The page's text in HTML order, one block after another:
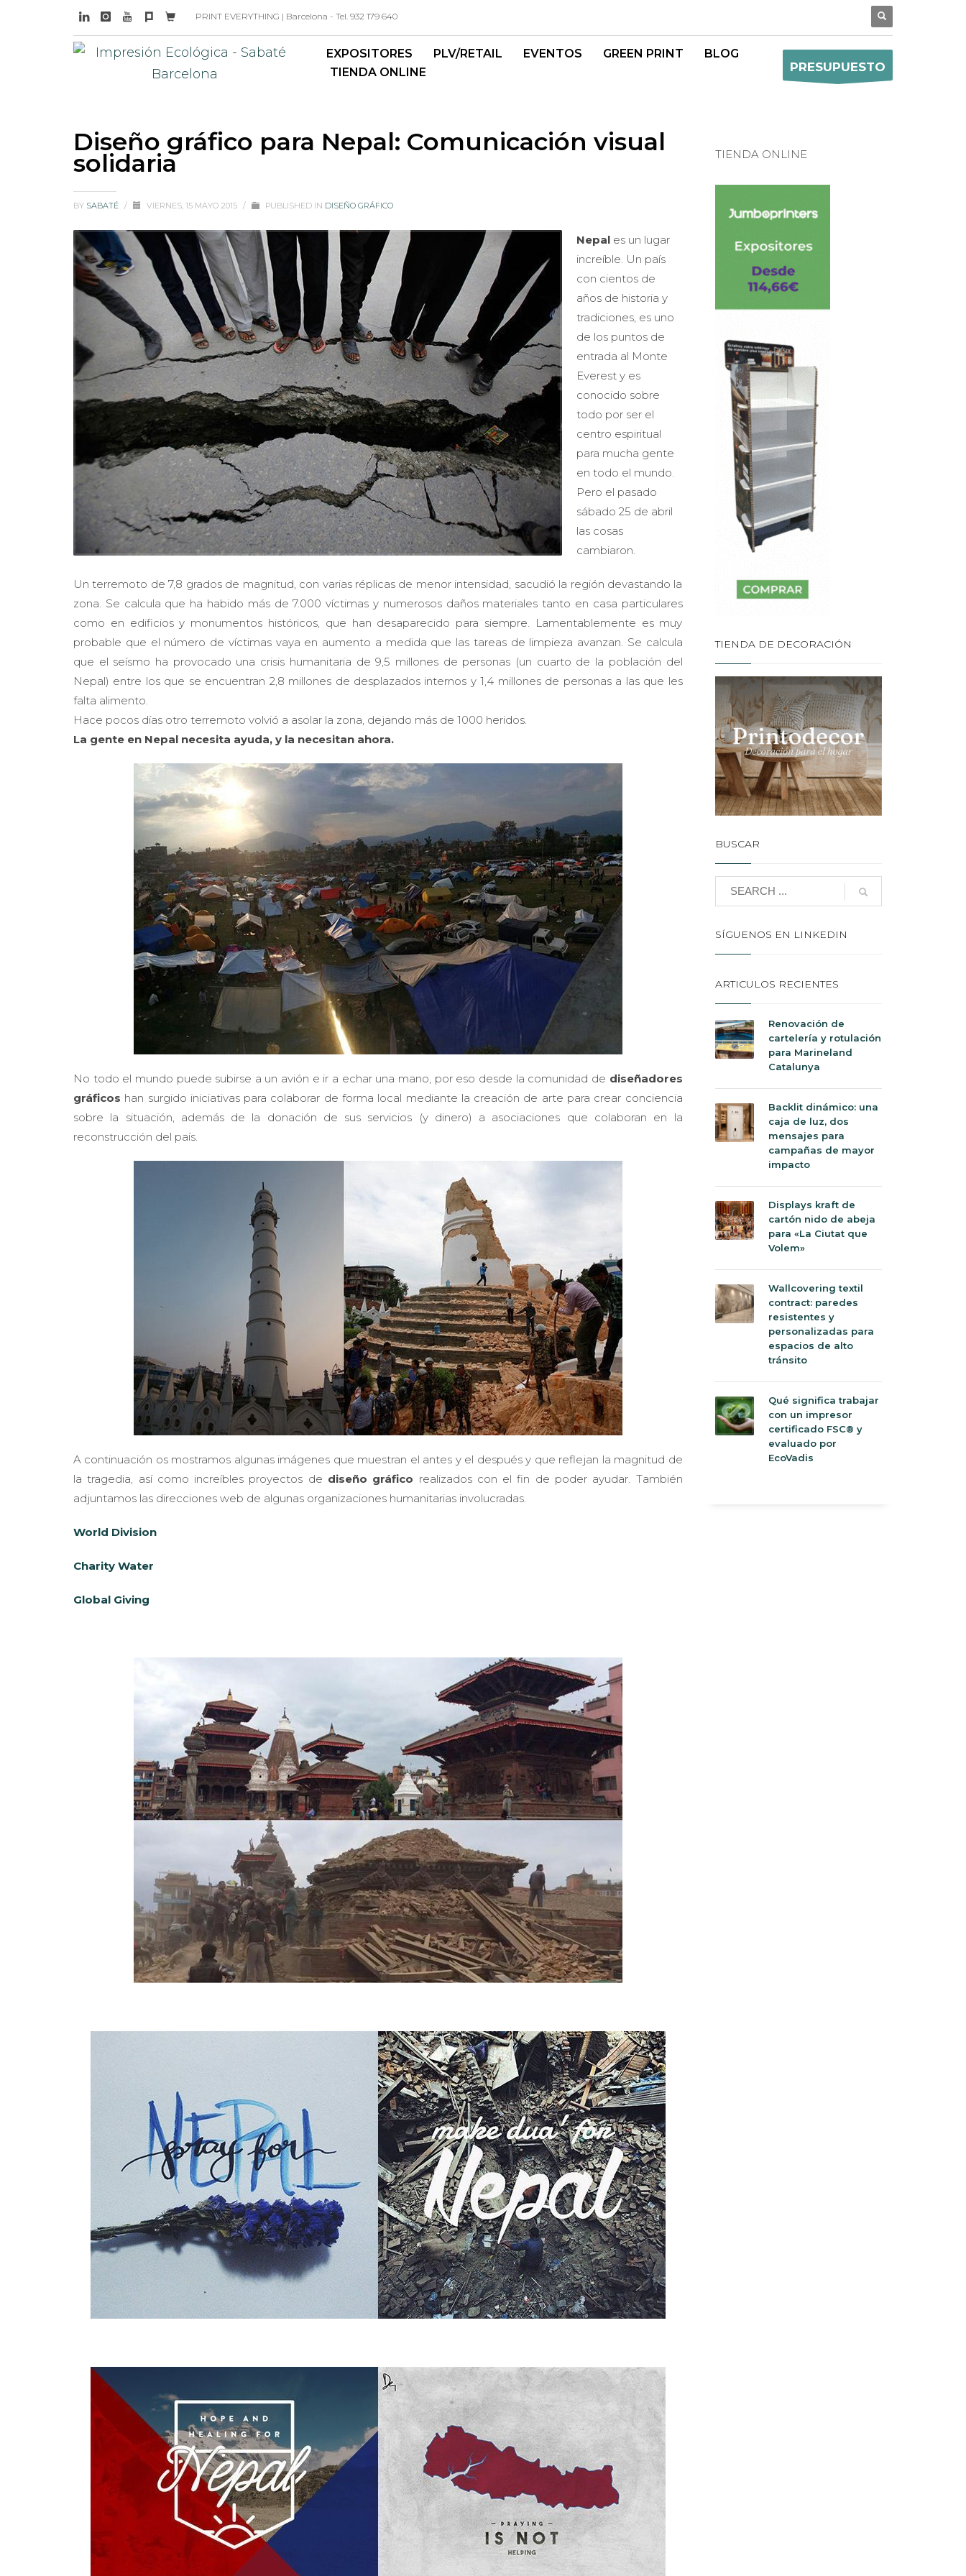
PRINT EVERYTHING | Barcelona - Tel. 932 179 640
EXPOSITORES PLV/RETAIL EVENTOS GREEN PRINT
BLOG
TIENDA ONLINE
PRESUPUESTO
Diseño gráfico para Nepal: Comunicación visual
solidaria
BY SABATÉ / VIERNES, 15 MAYO 2015 / PUBLISHED IN DISEÑO GRÁFICO
Nepal es un lugar
increíble. Un país
con cientos de
años de historia y
tradiciones, es uno
de los puntos de
entrada al Monte
Everest y es
conocido sobre
todo por ser el
centro espiritual
para mucha gente
en todo el mundo.
Pero el pasado
sábado 25 de abril
las cosas
cambiaron.
Un terremoto de 7,8 grados de magnitud, con varias réplicas de menor intensidad, sacudió la región devastando la
zona. Se calcula que ha habido más de 7.000 víctimas y numerosos daños materiales tanto en casa particulares
como en edificios y monumentos históricos, que han desaparecido para siempre. Lamentablemente es muy
probable que el número de víctimas vaya en aumento a medida que las tareas de limpieza avanzan. Se calcula
que el seísmo ha provocado una crisis humanitaria de 9,5 millones de personas (un cuarto de la población del
Nepal) entre los que se encuentran 2,8 millones de desplazados internos y 1,4 millones de personas a las que les
falta alimento.
Hace pocos días otro terremoto volvió a asolar la zona, dejando más de 1000 heridos.
La gente en Nepal necesita ayuda, y la necesitan ahora.
No todo el mundo puede subirse a un avión e ir a echar una mano, por eso desde la comunidad de diseñadores
gráficos han surgido iniciativas para colaborar de forma local mediante la creación de arte para crear conciencia
sobre la situación, además de la donación de sus servicios (y dinero) a asociaciones que colaboran en la
reconstrucción del país.
A continuación os mostramos algunas imágenes que muestran el antes y el después y que reflejan la magnitud de
la tragedia, así como increíbles proyectos de diseño gráfico realizados con el fin de poder ayudar. También
adjuntamos las direcciones web de algunas organizaciones humanitarias involucradas.
World Division
Charity Water
Global Giving
TIENDA ONLINE
TIENDA DE DECORACIÓN
BUSCAR
SÍGUENOS EN LINKEDIN
ARTICULOS RECIENTES
Renovación de
cartelería y rotulación
para Marineland
Catalunya
Backlit dinámico: una
caja de luz, dos
mensajes para
campañas de mayor
impacto
Displays kraft de
cartón nido de abeja
para «La Ciutat que
Volem»
Wallcovering textil
contract: paredes
resistentes y
personalizadas para
espacios de alto
tránsito
Qué significa trabajar
con un impresor
certificado FSC® y
evaluado por
EcoVadis